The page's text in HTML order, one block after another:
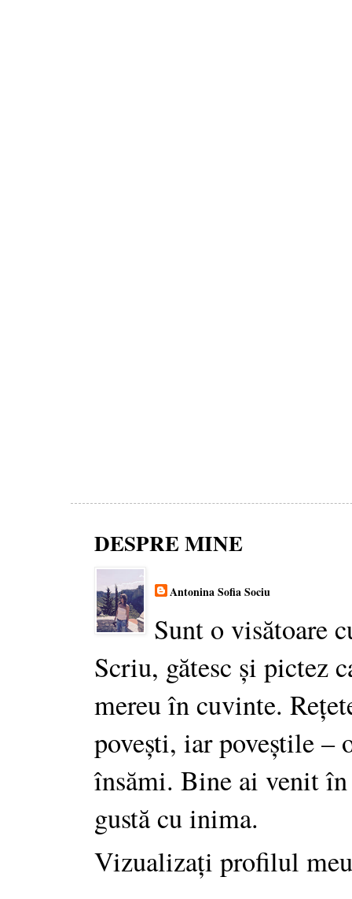
DESPRE MINE
Antonina Sofia Sociu
Sunt o visătoare
Scriu, gătesc și pictez
mereu în cuvinte.
povești, iar poveștile –
însămi. Bine ai venit
gustă cu inima.
Vizualizați profilul